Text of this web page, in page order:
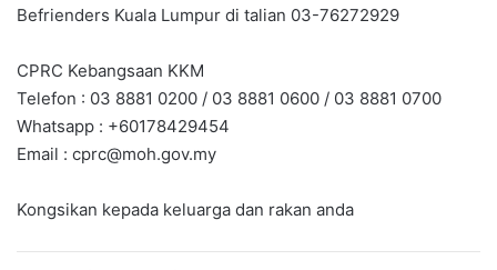
Befrienders Kuala Lumpur di talian 03-76272929
CPRC Kebangsaan KKM
Telefon : 03 8881 0200 / 03 8881 0600 / 03 8881 0700
Whatsapp : +60178429454
Email : cprc@moh.gov.my
Kongsikan kepada keluarga dan rakan anda